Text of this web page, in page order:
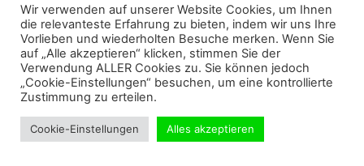
de la plateforme de netlinking (24
August 2025)
Perfmatters : the Wordpress
optimization tool for improving site
speed?
What is Google AMP? (20 August
Wir verwenden auf unserer Website Cookies, um Ihnen
die relevanteste Erfahrung zu bieten, indem wir uns Ihre
Vorlieben und wiederholten Besuche merken. Wenn Sie
auf „Alle akzeptieren“ klicken, stimmen Sie der
Verwendung ALLER Cookies zu. Sie können jedoch
„Cookie-Einstellungen“ besuchen, um eine kontrollierte
Zustimmung zu erteilen.
Cookie-Einstellungen Alles akzeptieren